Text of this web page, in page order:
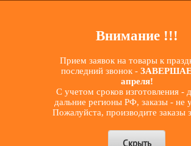
Купить
Вернуться на главную
Внимание !!!
Прием заявок на товары к
последний звонок -
апреля!
С учетом сроков изготовления -
дальние регионы РФ, заказы - не
Пожалуйста, производите заказы
Скрыть